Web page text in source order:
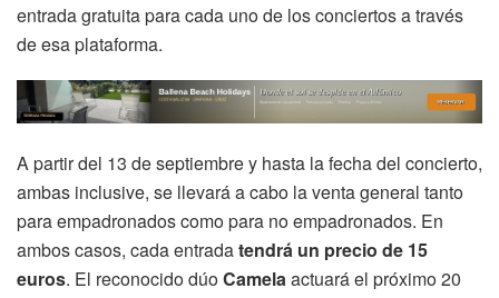
entrada gratuita para cada uno de los conciertos a través
de esa plataforma.
A partir del 13 de septiembre y hasta la fecha del concierto,
ambas inclusive, se llevará a cabo la venta general tanto
para empadronados como para no empadronados. En
ambos casos, cada entradatendrá un precio de 15
euros. El reconocido dúoCamelaactuará el próximo 20